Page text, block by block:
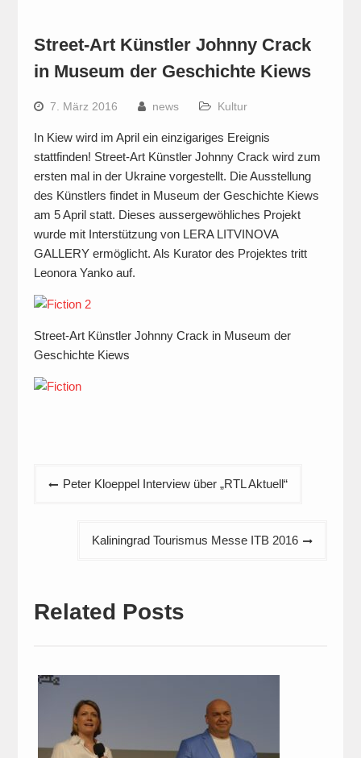
Street-Art Künstler Johnny Crack
in Museum der Geschichte Kiews
7. März 2016 news Kultur
In Kiew wird im April ein einzigariges Ereignis
stattfinden! Street-Art Künstler Johnny Crack wird zum
ersten mal in der Ukraine vorgestellt. Die Ausstellung
des Künstlers findet in Museum der Geschichte Kiews
am 5 April statt. Dieses aussergewöhliches Projekt
wurde mit Interstützung von LERA LITVINOVA
GALLERY ermöglicht. Als Kurator des Projektes tritt
Leonora Yanko auf.
Street-Art Künstler Johnny Crack in Museum der
Geschichte Kiews
Beitragsnavigation
Peter Kloeppel Interview über „RTL Aktuell“
Kaliningrad Tourismus Messe ITB 2016
Related Posts